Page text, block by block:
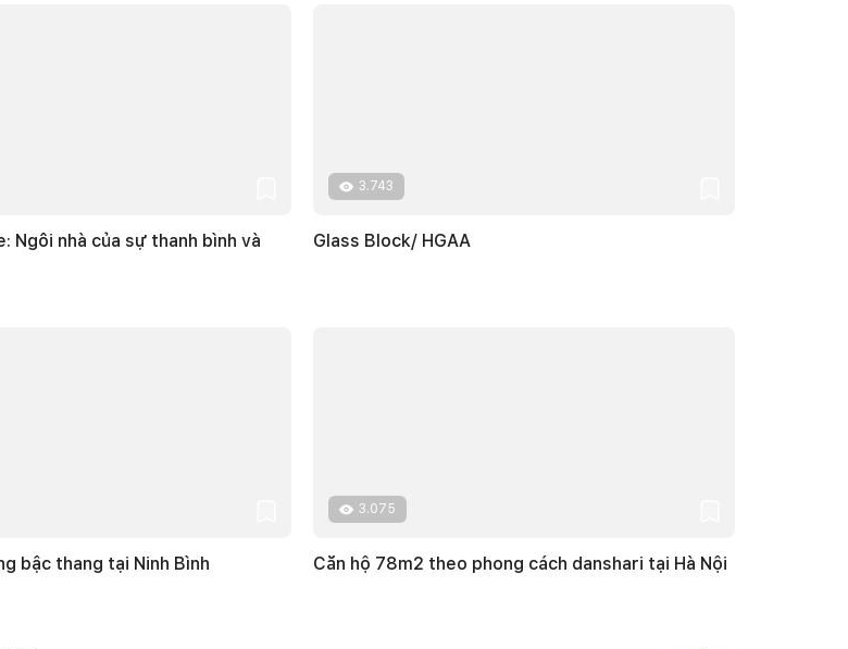
Ngôi nhà của sự thanh bình và
3.743
Glass Block/ HGAA
bậc thang tại Ninh Bình
3.075
Căn hộ 78m2 theo phong cách danshari tại Hà Nội